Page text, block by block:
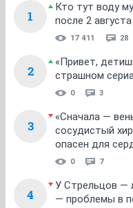
1
Кто тут воду
после 2 августа
17 411 28
2
«Привет,
страшном
0 3
3
«Сначала —
сосудистый
опасен для
0 7
4
У Стрельцов —
— проблемы в